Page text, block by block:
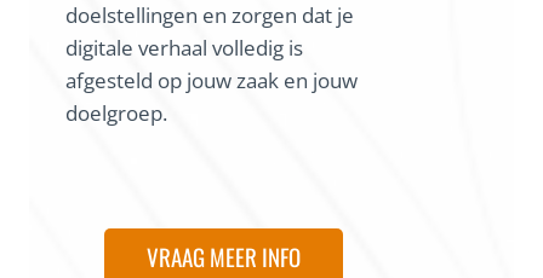
doelstellingen en zorgen dat je
digitale verhaal volledig is
afgesteld op jouw zaak en jouw
doelgroep.
VRAAG MEER INFO